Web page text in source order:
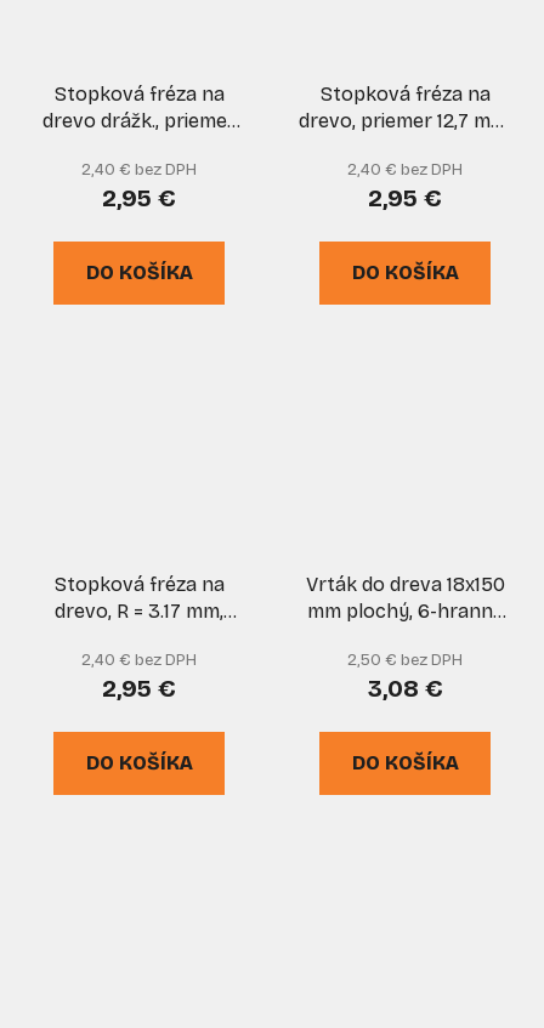
Stopková fréza na
drevo drážk., priemer
19 mm, stopka 8 mm,
XL-TOOLS
2,40 € bez DPH
2,95 €
DO KOŠÍKA
Stopková fréza na
drevo, priemer 12,7 mm,
stopka 8 mm, XL-
TOOLS
2,40 € bez DPH
2,95 €
DO KOŠÍKA
Stopková fréza na
drevo, R = 3.17 mm,
6 mm, XL-TOOLS
2,40 € bez DPH
2,95 €
DO KOŠÍKA
Vrták do dreva 18x150
mm plochý, 6-hranná
2,50 € bez DPH
3,08 €
DO KOŠÍKA